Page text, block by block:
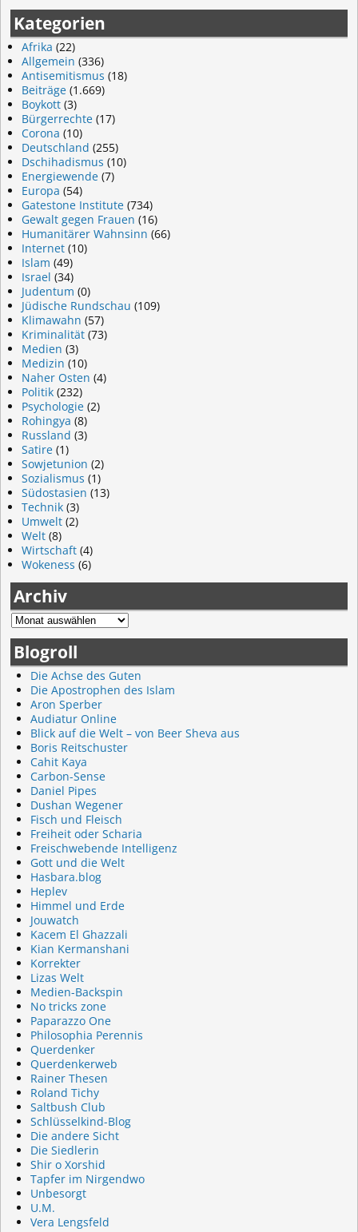
Kategorien
Afrika (22)
Allgemein (336)
Antisemitismus (18)
Beiträge (1.669)
Boykott (3)
Bürgerrechte (17)
Corona (10)
Deutschland (255)
Dschihadismus (10)
Energiewende (7)
Europa (54)
Gatestone Institute (734)
Gewalt gegen Frauen (16)
Humanitärer Wahnsinn (66)
Internet (10)
Islam (49)
Israel (34)
Judentum (0)
Jüdische Rundschau (109)
Klimawahn (57)
Kriminalität (73)
Medien (3)
Medizin (10)
Naher Osten (4)
Politik (232)
Psychologie (2)
Rohingya (8)
Russland (3)
Satire (1)
Sowjetunion (2)
Sozialismus (1)
Südostasien (13)
Technik (3)
Umwelt (2)
Welt (8)
Wirtschaft (4)
Wokeness (6)
Archiv
Blogroll
Die Achse des Guten
Die Apostrophen des Islam
Aron Sperber
Audiatur Online
Blick auf die Welt – von Beer Sheva aus
Boris Reitschuster
Cahit Kaya
Carbon-Sense
Daniel Pipes
Dushan Wegener
Fisch und Fleisch
Freiheit oder Scharia
Freischwebende Intelligenz
Gott und die Welt
Hasbara.blog
Heplev
Himmel und Erde
Jouwatch
Kacem El Ghazzali
Kian Kermanshani
Korrekter
Lizas Welt
Medien-Backspin
No tricks zone
Paparazzo One
Philosophia Perennis
Querdenker
Querdenkerweb
Rainer Thesen
Roland Tichy
Saltbush Club
Schlüsselkind-Blog
Die andere Sicht
Die Siedlerin
Shir o Xorshid
Tapfer im Nirgendwo
Unbesorgt
U.M.
Vera Lengsfeld